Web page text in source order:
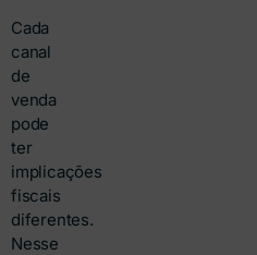
Cada
canal
de
venda
pode
ter
implicações
fiscais
diferentes.
Nesse